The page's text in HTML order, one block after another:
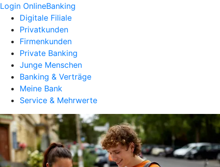
Login OnlineBanking
Digitale Filiale
Privatkunden
Firmenkunden
Private Banking
Junge Menschen
Banking & Verträge
Meine Bank
Service & Mehrwerte